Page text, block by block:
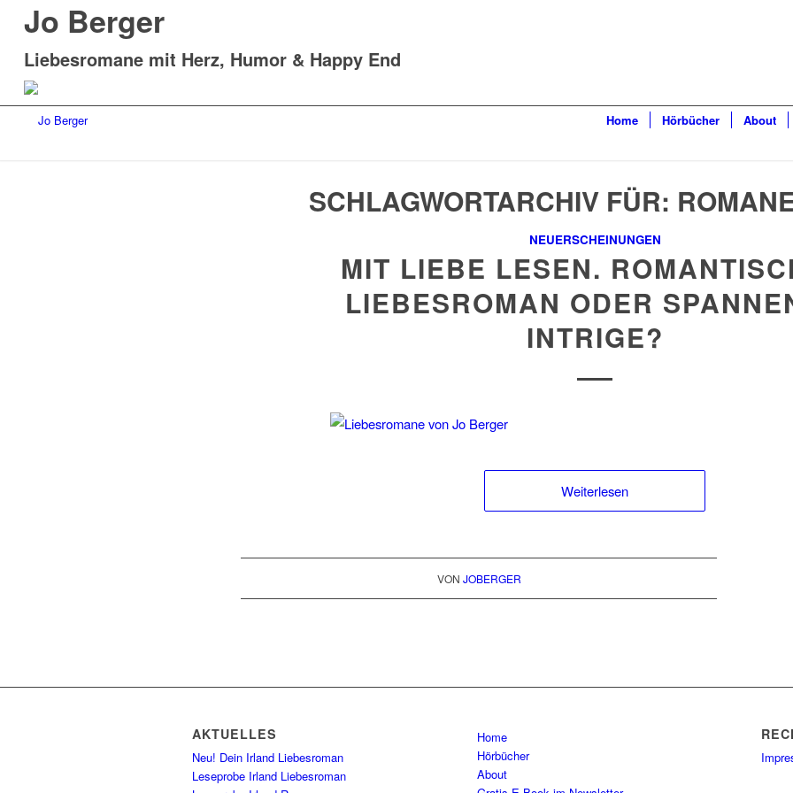
Jo Berger
Liebesromane mit Herz, Humor & Happy End
Home Hörbücher About
SCHLAGWORTARCHIV FÜR:
NEUERSCHEINUNGEN
MIT LIEBE LESEN.
LIEBESROMAN ODER
INTRIGE?
Weiterlesen
VON JOBERGER
AKTUELLES
Neu! Dein Irland Liebesroman
Leseprobe Irland Liebesroman
Home
Hörbücher
About